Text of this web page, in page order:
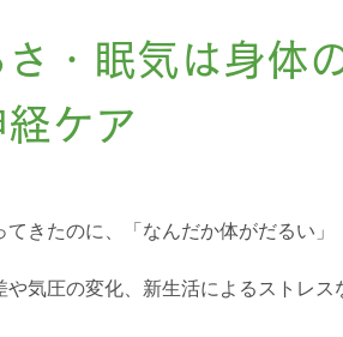
・眠気は身体
ケア
てきたのに、「なんだか体がだるい
や気圧の変化、新生活によるストレス